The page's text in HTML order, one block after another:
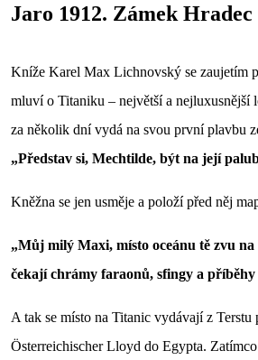
Jaro 1912. Zámek
Kníže Karel Max Lichnovský se zaujetím
mluví o Titaniku – největší a nejluxusnější
za několik dní vydá na svou první plavbu
„Představ si, Mechtilde, být na její
Kněžna se jen usměje a položí před něj
„Můj milý Maxi, místo oceánu tě zvu
čekají chrámy faraonů, sfingy a příběhy
A tak se místo na Titanic vydávají z Terstu
Österreichischer Lloyd do Egypta.